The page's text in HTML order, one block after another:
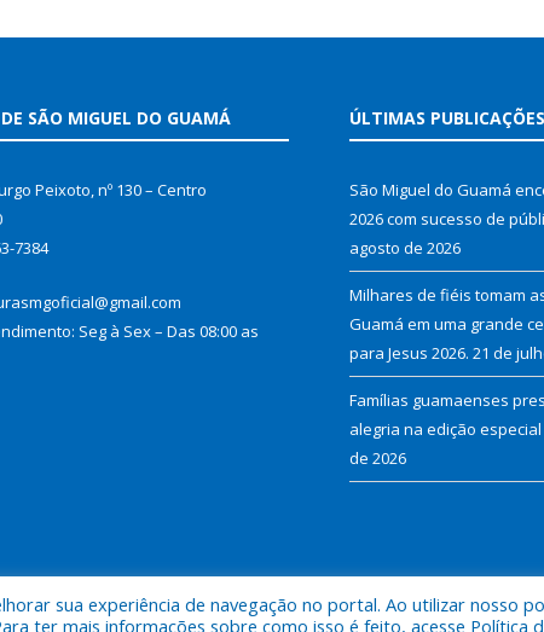
SÃO MIGUEL DO GUAMÁ
Peixoto, nº 130 – Centro
7384
Seg à Sex – Das 08:00 as
ÚLTIMAS PUBLICAÇÕES
São Miguel do Guamá
2026 com sucesso de
agosto de 2026
Milhares de fiéis tomam
Guamá em uma grande
para Jesus 2026. 21 de
Famílias guamaenses
alegria na edição
de 2026
reservados a Prefeitura Municipal de São Miguel do Guamá.
sua experiência de navegação no portal. Ao utilizar nosso
ter mais informações sobre como isso é feito, acesse Política